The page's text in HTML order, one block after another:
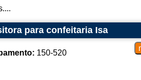
quantidades.
Funcionamento: Equipamentos
carne, processadores de alimentos
para confeitaria Isa
150-520